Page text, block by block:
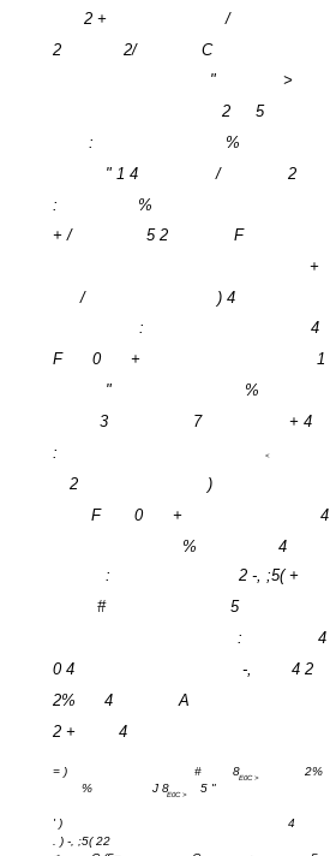
2 +
/
2
2/ C
"
>
2
5
:
%
" 1 4
/ 2
:
%
+ /
5 2 F
+
/
) 4
:
4
F
0 + 1
" %
3
7 + 4
:
<
2
)
F
0 + 4
%
4
:
2 -, ;5( +
#
5
:
4
0 4
-, 4 2
2%
4 A
2 +
4
= ) # 8E0C > 2%
%
J 8E0C > 5 "
' )
4
. ) -, ;5( 22